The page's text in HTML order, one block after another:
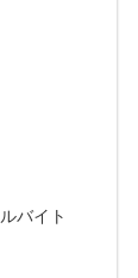
バイト